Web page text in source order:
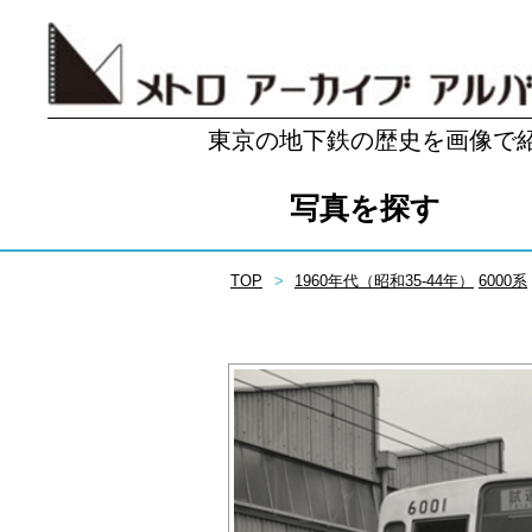
東京の地下鉄の歴史を画像で
写真を探す
TOP 1960年代（昭和35-44年） 6000系